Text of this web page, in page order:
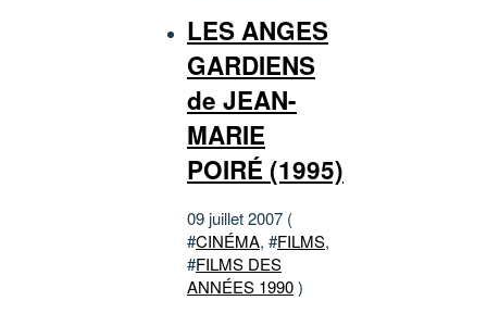
LES ANGES
GARDIENS
de JEAN-
MARIE
POIRÉ (1995)
09 juillet 2007 (
#CINÉMA, #FILMS,
#FILMS DES
ANNÉES 1990)